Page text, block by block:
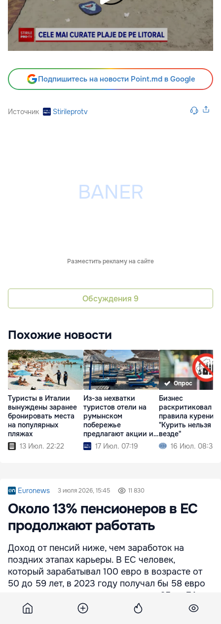
Подпишитесь на новости Point.md в Google
Источник Stirileprotv
Разместить рекламу на сайте
Обсуждения 9
Похожие новости
Туристы в Италии
вынуждены заранее
бронировать места
на популярных
пляжах
13 Июл. 22:22
Из-за нехватки
туристов отели на
румынском
побережье
предлагают акции и
скидки17 Июл. 07:19
Опрос
Бизнес
раскритиковал
правила курения:
"Курить нельзя
везде"
16 Июл. 08:38
Euronews 3 июля 2026, 15:45 11 830
Около 13% пенсионеров в ЕС
продолжают работать
Доход от пенсий ниже, чем заработок на
поздних этапах карьеры. В ЕС человек,
который зарабатывал 100 евро в возрасте от
50 до 59 лет, в 2023 году получал бы 58 евро
пенсионного дохода в возрасте от 65 до 74
лет.